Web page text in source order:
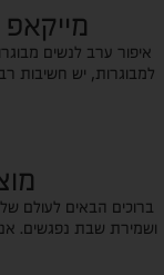
איפור ערב לנשים
למבוגרות, יש חשיבות
ברוכים הבאים לעולם
ושמירת שבת נפגשים.